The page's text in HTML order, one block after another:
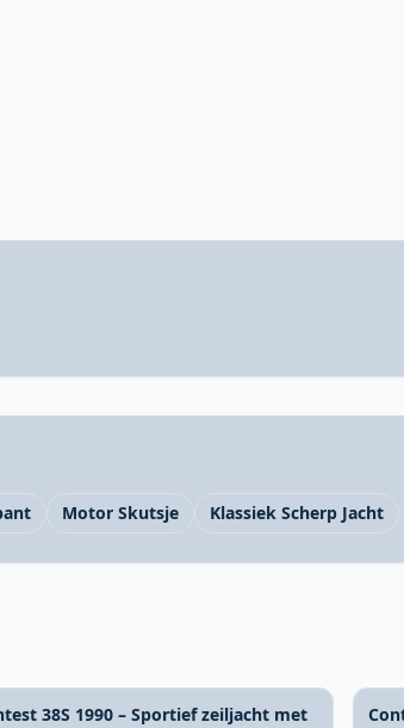
Motor Skutsje Klassiek Scherp Jacht
38S 1990 – Sportief zeiljacht met